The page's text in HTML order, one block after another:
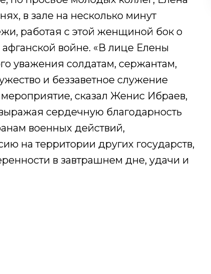
в зале на несколько минут
работая с этой женщиной бок о
войне.​ «В лице Елены
уважения солдатам, сержантам,
и беззаветное служение
сказал Женис Ибраев,
сердечную благодарность
военных действий,
на территории других государств,
в завтрашнем дне, удачи и